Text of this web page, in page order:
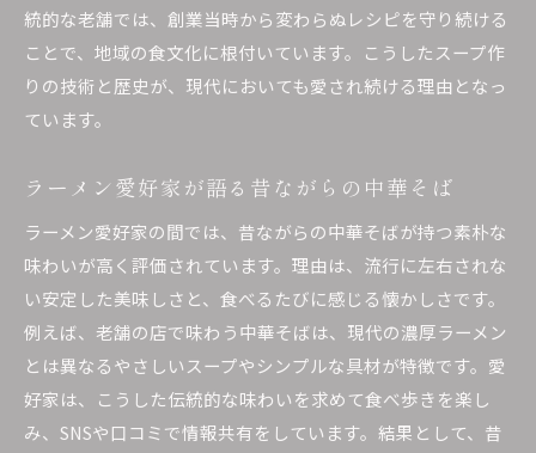
統的な老舗では、創業当時から変わらぬレシピを守り続ける
ことで、地域の食文化に根付いています。こうしたスープ作
りの技術と歴史が、現代においても愛され続ける理由となっ
ています。
ラーメン愛好家が語る昔ながらの中華そば
ラーメン愛好家の間では、昔ながらの中華そばが持つ素朴な
味わいが高く評価されています。理由は、流行に左右されな
い安定した美味しさと、食べるたびに感じる懐かしさです。
例えば、老舗の店で味わう中華そばは、現代の濃厚ラーメン
とは異なるやさしいスープやシンプルな具材が特徴です。愛
好家は、こうした伝統的な味わいを求めて食べ歩きを楽し
み、SNSや口コミで情報共有をしています。結果として、昔